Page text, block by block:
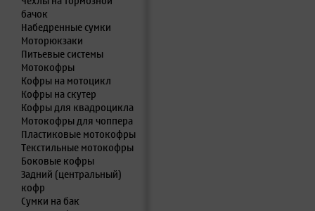
бачок
Набедренные сумки
Моторюкзаки
Питьевые системы
Мотокофры
Кофры на мотоцикл
Кофры на скутер
Кофры для квадроцикла
Мотокофры для чоппера
Пластиковые мотокофры
Текстильные мотокофры
Боковые кофры
Задний (центральный)
кофр
Сумки на бак